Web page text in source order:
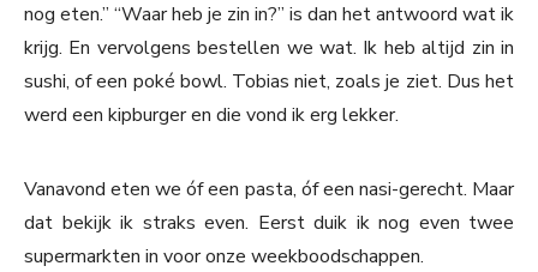
nog eten.” “Waar heb je zin in?” is dan het antwoord wat ik
krijg. En vervolgens bestellen we wat. Ik heb altijd zin in
sushi, of een poké bowl. Tobias niet, zoals je ziet. Dus het
werd een kipburger en die vond ik erg lekker.
Vanavond eten we óf een pasta, óf een nasi-gerecht. Maar
dat bekijk ik straks even. Eerst duik ik nog even twee
supermarkten in voor onze weekboodschappen.